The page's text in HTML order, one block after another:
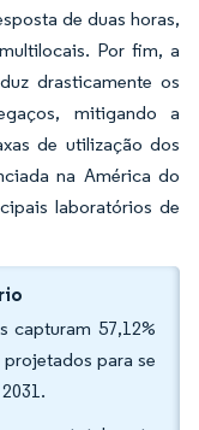
de duas horas,
Por fim, a
drasticamente os
mitigando a
de utilização dos
na América do
laboratórios de
capturam 57,12%
para se